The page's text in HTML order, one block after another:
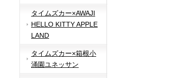
タイムズカー×AWAJI
HELLO KITTY APPLE
LAND
タイムズカー×箱根小
涌園ユネッサン